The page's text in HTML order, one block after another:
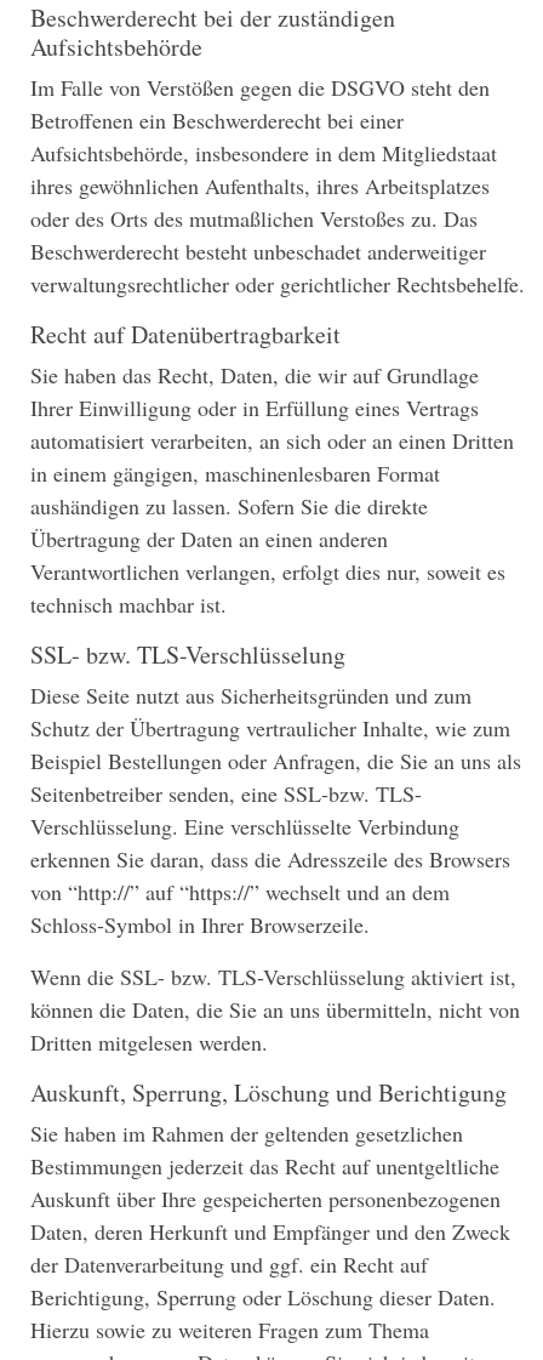
Beschwerderecht bei der zuständigen
Aufsichtsbehörde
Im Falle von Verstößen gegen die DSGVO steht den
Betroffenen ein Beschwerderecht bei einer
Aufsichtsbehörde, insbesondere in dem Mitgliedstaat
ihres gewöhnlichen Aufenthalts, ihres Arbeitsplatzes
oder des Orts des mutmaßlichen Verstoßes zu. Das
Beschwerderecht besteht unbeschadet anderweitiger
verwaltungsrechtlicher oder gerichtlicher Rechtsbehelfe.
Recht auf Datenübertragbarkeit
Sie haben das Recht, Daten, die wir auf Grundlage
Ihrer Einwilligung oder in Erfüllung eines Vertrags
automatisiert verarbeiten, an sich oder an einen Dritten
in einem gängigen, maschinenlesbaren Format
aushändigen zu lassen. Sofern Sie die direkte
Übertragung der Daten an einen anderen
Verantwortlichen verlangen, erfolgt dies nur, soweit es
technisch machbar ist.
SSL- bzw. TLS-Verschlüsselung
Diese Seite nutzt aus Sicherheitsgründen und zum
Schutz der Übertragung vertraulicher Inhalte, wie zum
Beispiel Bestellungen oder Anfragen, die Sie an uns als
Seitenbetreiber senden, eine SSL-bzw. TLS-
Verschlüsselung. Eine verschlüsselte Verbindung
erkennen Sie daran, dass die Adresszeile des Browsers
von “http://” auf “https://” wechselt und an dem
Schloss-Symbol in Ihrer Browserzeile.
Wenn die SSL- bzw. TLS-Verschlüsselung aktiviert ist,
können die Daten, die Sie an uns übermitteln, nicht von
Dritten mitgelesen werden.
Auskunft, Sperrung, Löschung und Berichtigung
Sie haben im Rahmen der geltenden gesetzlichen
Bestimmungen jederzeit das Recht auf unentgeltliche
Auskunft über Ihre gespeicherten personenbezogenen
Daten, deren Herkunft und Empfänger und den Zweck
der Datenverarbeitung und ggf. ein Recht auf
Berichtigung, Sperrung oder Löschung dieser Daten.
Hierzu sowie zu weiteren Fragen zum Thema